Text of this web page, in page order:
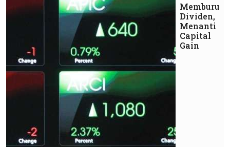
Memburu
Dividen,
Menanti
Capital
Gain